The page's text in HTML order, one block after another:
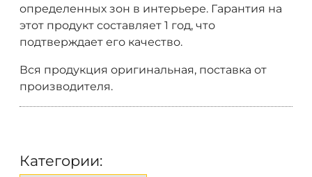
определенных зон в интерьере. Гарантия на
этот продукт составляет 1 год, что
подтверждает его качество.
Вся продукция оригинальная, поставка от
производителя.
Категории: